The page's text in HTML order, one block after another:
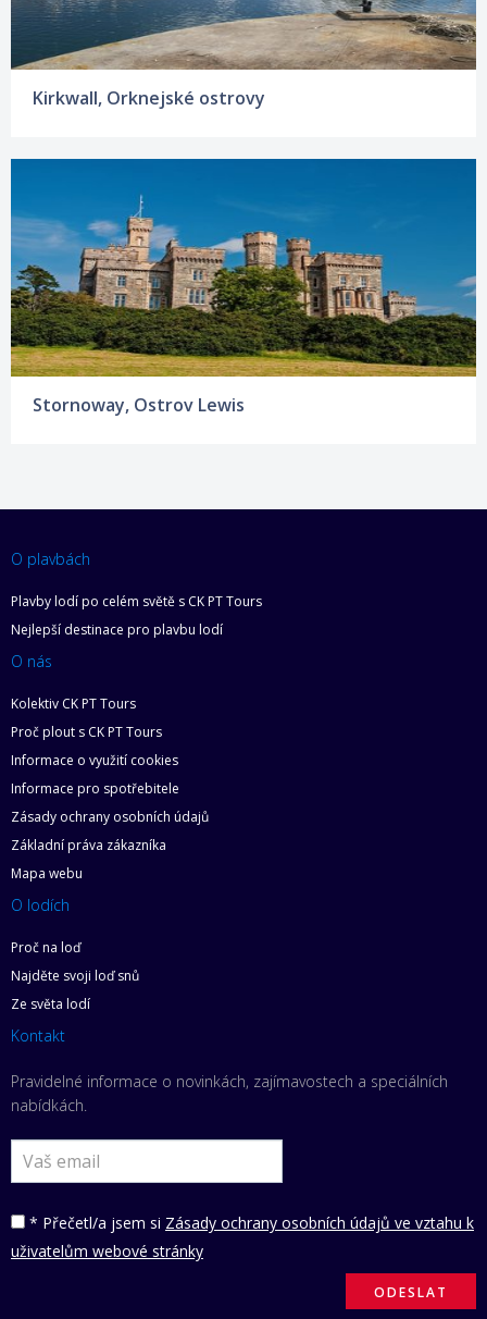
Kirkwall, Orknejské ostrovy
Stornoway, Ostrov Lewis
O plavbách
Plavby lodí po celém světě s CK PT Tours
Nejlepší destinace pro plavbu lodí
O nás
Kolektiv CK PT Tours
Proč plout s CK PT Tours
Informace o využití cookies
Informace pro spotřebitele
Zásady ochrany osobních údajů
Základní práva zákazníka
Mapa webu
O lodích
Proč na loď
Najděte svoji loď snů
Ze světa lodí
Kontakt
Pravidelné informace o novinkách, zajímavostech a speciálních
nabídkách.
* Přečetl/a jsem si Zásady ochrany osobních údajů ve vztahu k
uživatelům webové stránky